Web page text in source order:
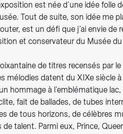
est née d’une idée folle
Tout de suite, son idée me
est un défi que j’ai envie
et conservateur du Musée
de titres recensés par
mélodies datent du XIXe
hommage à l’emblématique
fait de ballades, de tubes
de tous horizons, de célèbres
de talent. Parmi eux, Prince,